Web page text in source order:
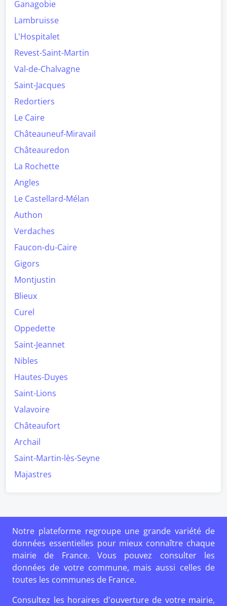
Ganagobie
Lambruisse
L'Hospitalet
Revest-Saint-Martin
Val-de-Chalvagne
Saint-Jacques
Redortiers
Le Caire
Châteauneuf-Miravail
Châteauredon
La Rochette
Angles
Le Castellard-Mélan
Authon
Verdaches
Faucon-du-Caire
Gigors
Montjustin
Blieux
Curel
Oppedette
Saint-Jeannet
Nibles
Hautes-Duyes
Saint-Lions
Valavoire
Châteaufort
Archail
Saint-Martin-lès-Seyne
Majastres
Notre plateforme regroupe une grande variété de
données essentielles pour mieux connaître chaque
mairie de France. Vous pouvez consulter les
données de votre commune, mais aussi celles de
toutes les communes de France.
Consultez les horaires d'ouverture de votre mairie,